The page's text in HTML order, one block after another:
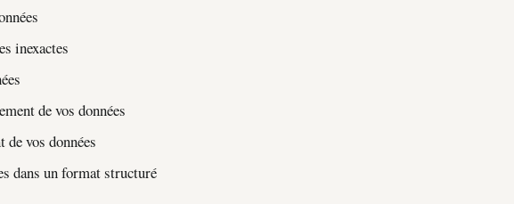
inexactes
de vos données
vos données
dans un format structuré